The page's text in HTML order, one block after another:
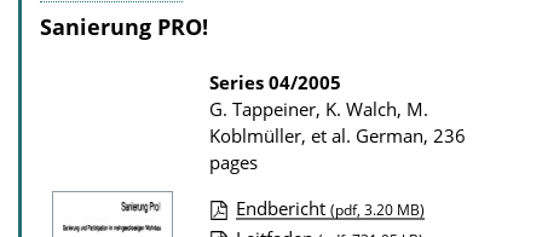
o
a
d
s
a
t
i
n
Sanierung PRO!
Series 04/2005
G. Tappeiner, K. Walch, M.
Koblmüller, et al. German, 236
pages
Endbericht (pdf, 3.20 MB)